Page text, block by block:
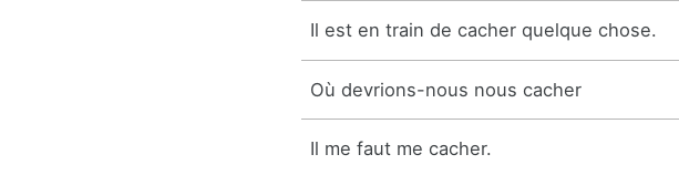
Il est en train de cacher quelque chose.
Où devrions-nous nous cacher
Il me faut me cacher.